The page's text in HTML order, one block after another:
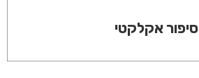
סיפור אקלקטי